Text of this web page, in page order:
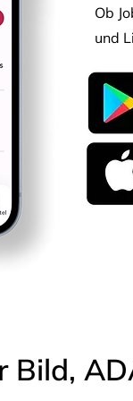
Ob
und
Bild,